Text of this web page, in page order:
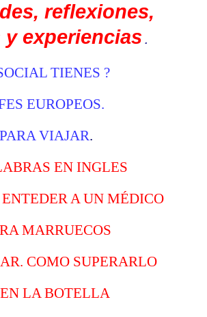
reflexiones,
experiencias .
TIENES ?
EUROPEOS.
VIAJAR.
EN INGLES
A UN MÉDICO
MARRUECOS
COMO SUPERARLO
LA BOTELLA